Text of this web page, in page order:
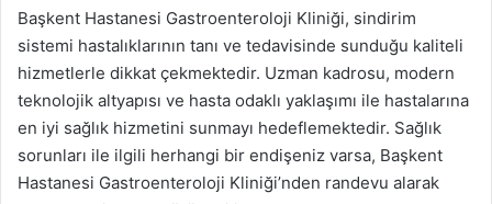
Başkent Hastanesi Gastroenteroloji Kliniği, sindirim
sistemi hastalıklarının tanı ve tedavisinde sunduğu kaliteli
hizmetlerle dikkat çekmektedir. Uzman kadrosu, modern
teknolojik altyapısı ve hasta odaklı yaklaşımı ile hastalarına
en iyi sağlık hizmetini sunmayı hedeflemektedir. Sağlık
sorunları ile ilgili herhangi bir endişeniz varsa, Başkent
Hastanesi Gastroenteroloji Kliniği’nden randevu alarak